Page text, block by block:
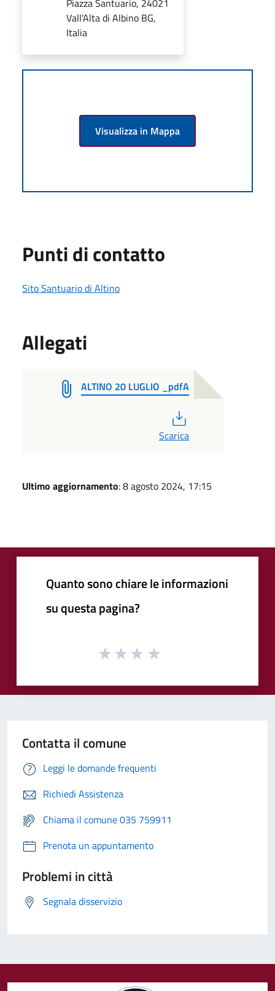
Vall'Alta di Albino BG,
Italia
Visualizza in Mappa
Punti di contatto
Sito Santuario di Altino
Allegati
ALTINO 20 LUGLIO _pdfA
Scarica
Ultimo aggiornamento: 8 agosto 2024, 17:15
Quanto sono chiare le informazioni
su questa pagina?
Contatta il comune
Leggi le domande frequenti
Richiedi Assistenza
Chiama il comune 035 759911
Prenota un appuntamento
Problemi in città
Segnala disservizio